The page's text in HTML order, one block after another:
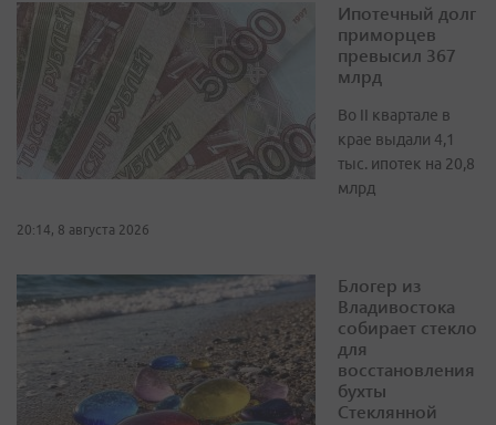
Ипотечный долг
приморцев
превысил 367
млрд
Во II квартале в
крае выдали 4,1
тыс. ипотек на 20,8
млрд
20:14, 8 августа 2026
Блогер из
Владивостока
собирает стекло
для
восстановления
бухты
Стеклянной